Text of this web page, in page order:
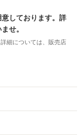
しております。詳
せ。
細については、販売店